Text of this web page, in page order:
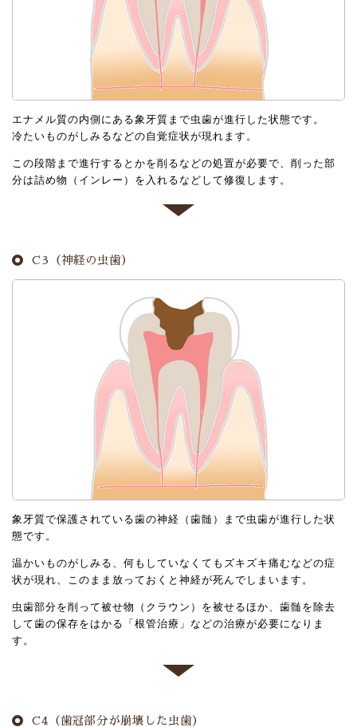
エナメル質の内側にある象牙質まで虫歯が進行した状態です。
冷たいものがしみるなどの自覚症状が現れます。
この段階まで進行するとかを削るなどの処置が必要で、削った部
分は詰め物（インレー）を入れるなどして修復します。
C3（神経の虫歯）
象牙質で保護されている歯の神経（歯髄）まで虫歯が進行した状
態です。
温かいものがしみる、何もしていなくてもズキズキ痛むなどの症
状が現れ、このまま放っておくと神経が死んでしまいます。
虫歯部分を削って被せ物（クラウン）を被せるほか、歯髄を除去
して歯の保存をはかる「根管治療」などの治療が必要になりま
す。
C4（歯冠部分が崩壊した虫歯）